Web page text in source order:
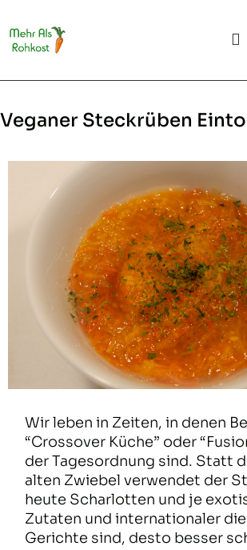
Inhalt
springen
Veganer Steckrüben
Wir leben in Zeiten, in denen
“Crossover Küche” oder
der Tagesordnung sind. Statt
alten Zwiebel verwendet der
heute Scharlotten und je
Zutaten und internationaler
Gerichte sind, desto besser